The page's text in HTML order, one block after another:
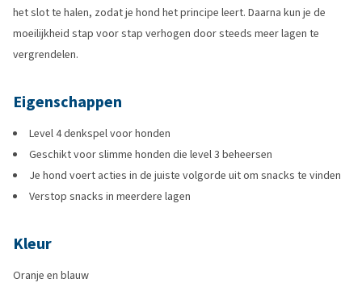
het slot te halen, zodat je hond het principe leert. Daarna kun je de
moeilijkheid stap voor stap verhogen door steeds meer lagen te
vergrendelen.
Eigenschappen
Level 4 denkspel voor honden
Geschikt voor slimme honden die level 3 beheersen
Je hond voert acties in de juiste volgorde uit om snacks te vinden
Verstop snacks in meerdere lagen
Kleur
Oranje en blauw